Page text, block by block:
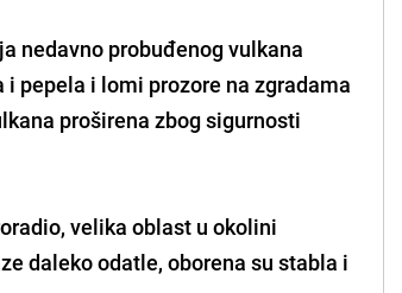
nedavno probuđenog vulkana
pepela i lomi prozore na zgradama
proširena zbog sigurnosti
velika oblast u okolini
daleko odatle, oborena su stabla i